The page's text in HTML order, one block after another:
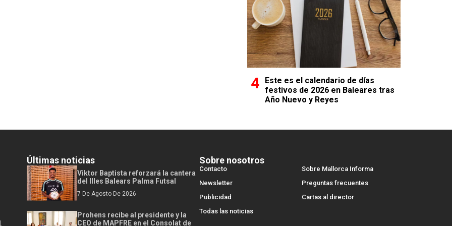
Este es el calendario de días
festivos de 2026 en Baleares tras
Año Nuevo y Reyes
Últimas noticias
Viktor Baptista reforzará la cantera
del Illes Balears Palma Futsal
7 De Agosto De 2026
Prohens recibe al presidente y la
CEO de MAPFRE en el Consolat de
Sobre nosotros
Contacto
Sobre Mallorca Informa
Newsletter
Preguntas frecuentes
Publicidad
Cartas al director
Todas las noticias